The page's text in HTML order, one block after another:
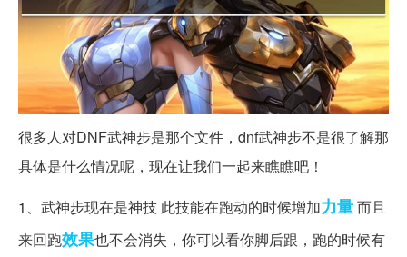
很多人对DNF武神步是那个文件，dnf武神步不是很了解那
具体是什么情况呢，现在让我们一起来瞧瞧吧！
1、武神步现在是神技 此技能在跑动的时候增加力量而且
来回跑效果也不会消失，你可以看你脚后跟，跑的时候有